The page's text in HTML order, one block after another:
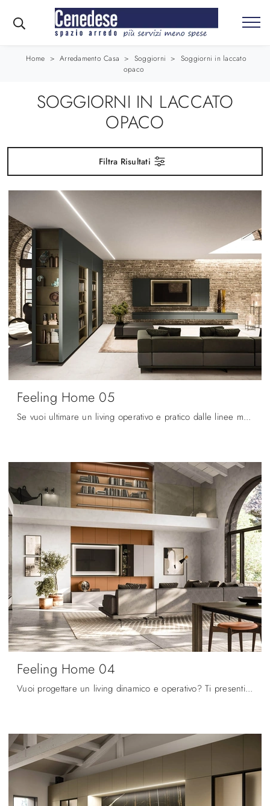
Home > Arredamento Casa > Soggiorni > Soggiorni in laccato
opaco
SOGGIORNI IN LACCATO
OPACO
Filtra Risultati
Feeling Home 05
Se vuoi ultimare un living operativo e pratico dalle linee moderne, ti offriamo la parete attrezzata Feeling Home 05 Arrital.
Feeling Home 04
Vuoi progettare un living dinamico e operativo? Ti presentiamo la parete attrezzata Feeling Home 04 Arrital dalle linee decise moderne.